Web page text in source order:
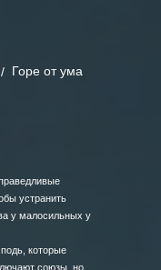
Горе от ума
устранить
у малосильных у
которые
союзы, но